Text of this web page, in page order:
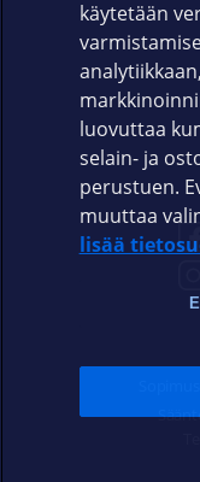
käytetään
luovuttaa
selain- ja
perustuen.
muuttaa
lisää